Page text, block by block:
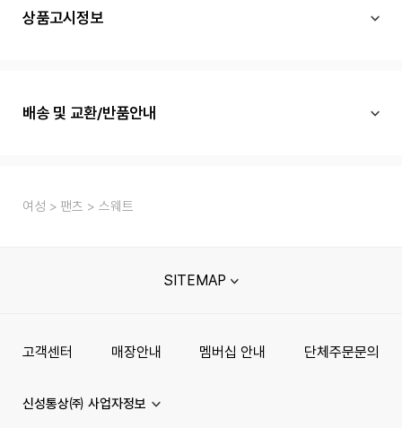
상품고시정보
배송 및 교환/반품안내
여성 팬츠 스웨트
SITEMAP
고객센터 매장안내 멤버십 안내 단체주문문의
신성통상㈜ 사업자정보